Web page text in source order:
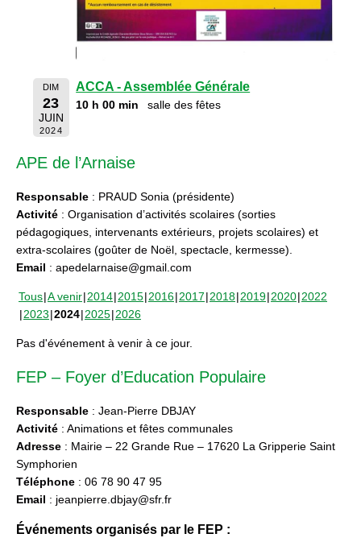
DIM
23
JUIN
2024
ACCA - Assemblée Générale
10 h 00 min salle des fêtes
APE de l’Arnaise
Responsable : PRAUD Sonia (présidente)
Activité : Organisation d’activités scolaires (sorties
pédagogiques, intervenants extérieurs, projets scolaires) et
extra-scolaires (goûter de Noël, spectacle, kermesse).
Email : apedelarnaise@gmail.com
Tous A venir 2014 2015 2016 2017 2018 2019 2020 2022
2023 2024 2025 2026
Pas d'événement à venir à ce jour.
FEP – Foyer d’Education Populaire
Responsable : Jean-Pierre DBJAY
Activité : Animations et fêtes communales
Adresse : Mairie – 22 Grande Rue – 17620 La Gripperie Saint
Symphorien
Téléphone : 06 78 90 47 95
Email : jeanpierre.dbjay@sfr.fr
Événements organisés par le FEP :